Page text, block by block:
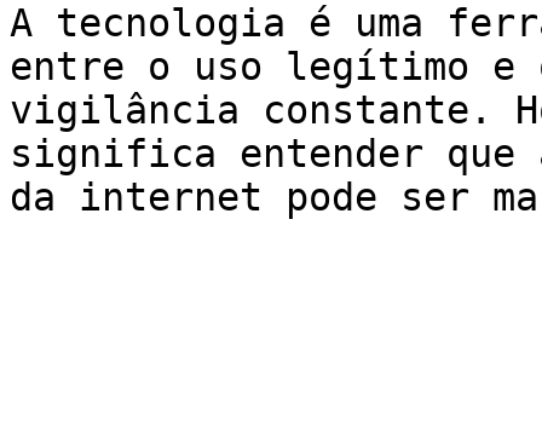
A tecnologia é uma
entre o uso legítimo e
vigilância constante.
significa entender
da internet pode ser